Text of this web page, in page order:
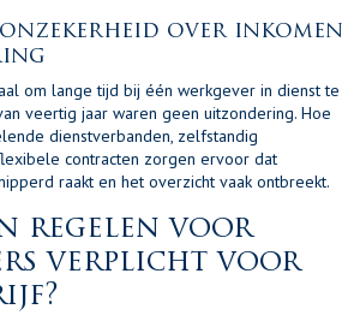
onzekerheid over inkomen
om lange tijd bij één werkgever in dienst te
veertig jaar waren geen uitzondering. Hoe
dienstverbanden, zelfstandig
contracten zorgen ervoor dat
raakt en het overzicht vaak ontbreekt.
regelen voor
verplicht voor